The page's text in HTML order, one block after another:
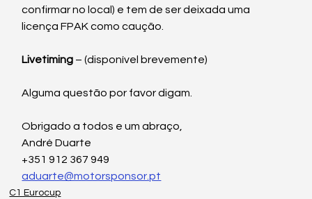
confirmar no local) e tem de ser deixada uma
licença FPAK como caução.
Livetiming – (disponível brevemente)
Alguma questão por favor digam.
Obrigado a todos e um abraço,
André Duarte
+351 912 367 949
aduarte@motorsponsor.pt
C1 Eurocup